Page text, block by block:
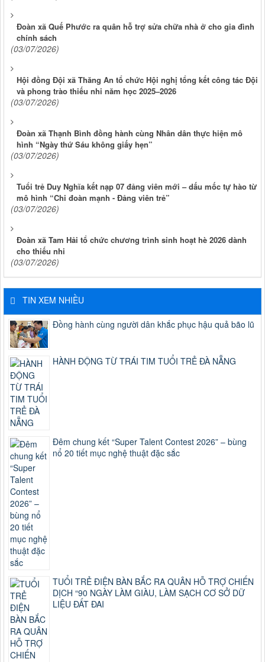
Đoàn xã Quế Phước ra quân hỗ trợ sửa chữa nhà ở cho gia đình
chính sách
(03/07/2026)
Hội đồng Đội xã Thăng An tổ chức Hội nghị tổng kết công tác Đội
và phong trào thiếu nhi năm học 2025–2026
(03/07/2026)
Đoàn xã Thạnh Bình đồng hành cùng Nhân dân thực hiện mô
hình “Ngày thứ Sáu không giấy hẹn”
(03/07/2026)
Tuổi trẻ Duy Nghĩa kết nạp 07 đảng viên mới – dấu mốc tự hào từ
mô hình “Chi đoàn mạnh - Đảng viên trẻ”
(03/07/2026)
Đoàn xã Tam Hải tổ chức chương trình sinh hoạt hè 2026 dành
cho thiếu nhi
(03/07/2026)
TIN XEM NHIỀU
Đồng hành cùng người dân khắc phục hậu quả bão lũ
HÀNH ĐỘNG TỪ TRÁI TIM TUỔI TRẺ ĐÀ NẴNG
Đêm chung kết “Super Talent Contest 2026” – bùng
nổ 20 tiết mục nghệ thuật đặc sắc
TUỔI TRẺ ĐIỆN BÀN BẮC RA QUÂN HỖ TRỢ CHIẾN
DỊCH “90 NGÀY LÀM GIÀU, LÀM SẠCH CƠ SỞ DỮ
LIỆU ĐẤT ĐAI